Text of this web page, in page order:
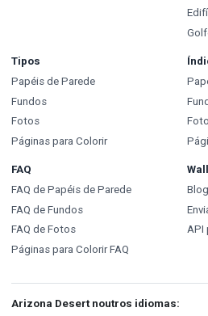
Tipos
Papéis de Parede
Fundos
Fotos
Páginas para Colorir
FAQ
FAQ de Papéis de Parede
FAQ de Fundos
FAQ de Fotos
Páginas para Colorir FAQ
Blog
API
Arizona Desert noutros idiomas: